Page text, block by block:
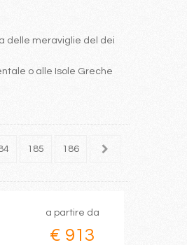
delle meraviglie del dei
o alle Isole Greche
185 186 187
a partire da
€ 913